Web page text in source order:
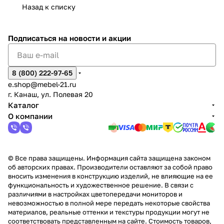
2
Назад к списку
Подписаться на новости и акции
8 (800) 222-97-65
e.shop@mebel-21.ru
г. Канаш, ул. Полевая 20
Каталог
О компании
© Все права защищены. Информация сайта защищена законом
об авторских правах. Производители оставляют за собой право
вносить изменения в конструкцию изделий, не влияющие на ее
функциональность и художественное решение. В связи с
различиями в настройках цветопередачи мониторов и
невозможностью в полной мере передать некоторые свойства
материалов, реальные оттенки и текстуры продукции могут не
соответствовать представленным на сайте. Стоимость товаров,